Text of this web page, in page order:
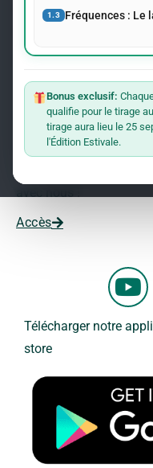
1.3 Fréquences : Le
Bonus exclusif:
qualifie pour le tirage
tirage aura lieu le 25
l'Édition Estivale.
événements
Rejoindre La Liste
Vous souhaitez
Vous voulez faire partie
Accès
Y
o
u
u
b
e
Télécharger notre
store